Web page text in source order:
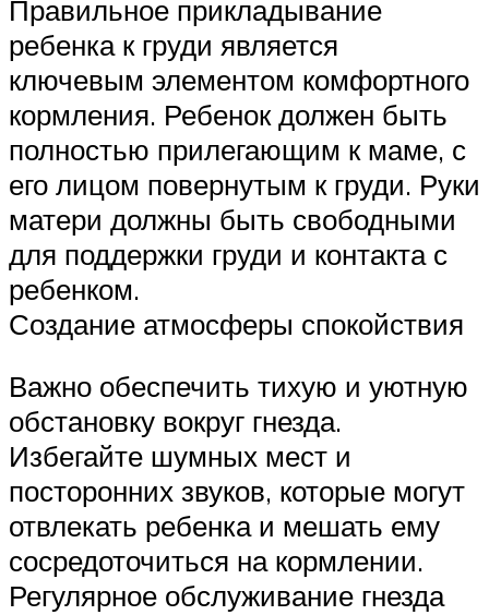
Правильное прикладывание
ребенка к груди является
ключевым элементом комфортного
кормления. Ребенок должен быть
полностью прилегающим к маме, с
его лицом повернутым к груди. Руки
матери должны быть свободными
для поддержки груди и контакта с
ребенком.
Создание атмосферы спокойствия
Важно обеспечить тихую и уютную
обстановку вокруг гнезда.
Избегайте шумных мест и
посторонних звуков, которые могут
отвлекать ребенка и мешать ему
сосредоточиться на кормлении.
Регулярное обслуживание гнезда